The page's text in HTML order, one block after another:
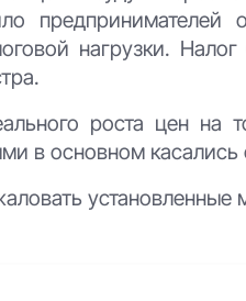
нагрузки.
роста цен на
в основном касались